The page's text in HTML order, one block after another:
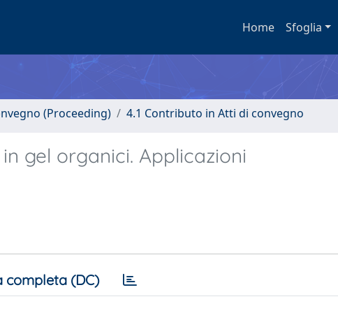
Home Sfoglia
(Proceeding) 4.1 Contributo in Atti di convegno
gel organici. Applicazioni
completa (DC)